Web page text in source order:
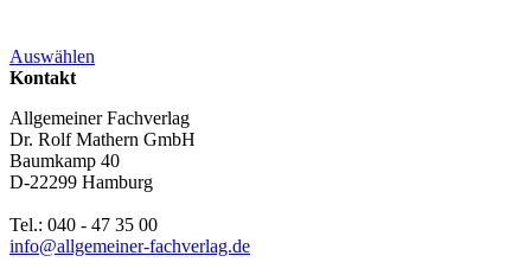
Auswählen
Kontakt
Allgemeiner Fachverlag
Dr. Rolf Mathern GmbH
Baumkamp 40
D-22299 Hamburg
Tel.: 040 - 47 35 00
info@allgemeiner-fachverlag.de